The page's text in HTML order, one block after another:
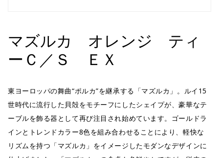
マズルカ オレンジ ティ
ーＣ／Ｓ ＥＸ
東ヨーロッパの舞曲“ポルカ”を継承する「マズルカ」。ルイ15
世時代に流行した貝殻をモチーフにしたシェイプが、豪華なテ
ーブルを飾る器として再び注目され始めています。ゴールドラ
インとトレンドカラー8色を組み合わせることにより、軽快な
リズムを持つ「マズルカ」をイメージしたモダンなデザインに